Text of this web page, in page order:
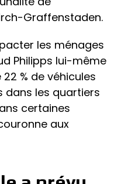
Graffenstaden.
les ménages
Philipps lui-même
% de véhicules
dans les quartiers
certaines
aux